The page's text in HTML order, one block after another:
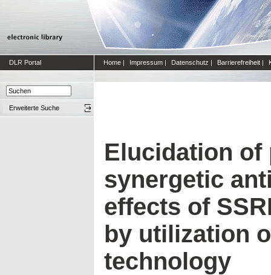
DLR Portal Home | Impressum | Datenschutz | Barrierefreiheit |
Erweiterte Suche
Elucidation of
synergetic
effects of
by utilization
technology